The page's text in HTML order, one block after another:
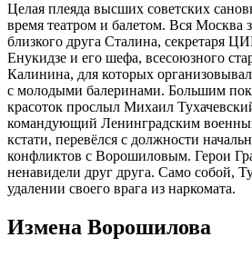
Целая плеяда высших советских
время театром и балетом. Вся Москва
близкого друга Сталина, секретаря
Енукидзе и его шефа, всесоюзного
Калинина, для которых
с молодыми балеринами. Большим
красоток прослыл Михаил
командующий Ленинградским
кстати, перевёлся с должности
конфликтов с Ворошиловым. Герои
ненавидели друг друга. Само собой,
удалении своего врага из наркомата.
Измена Ворошилова